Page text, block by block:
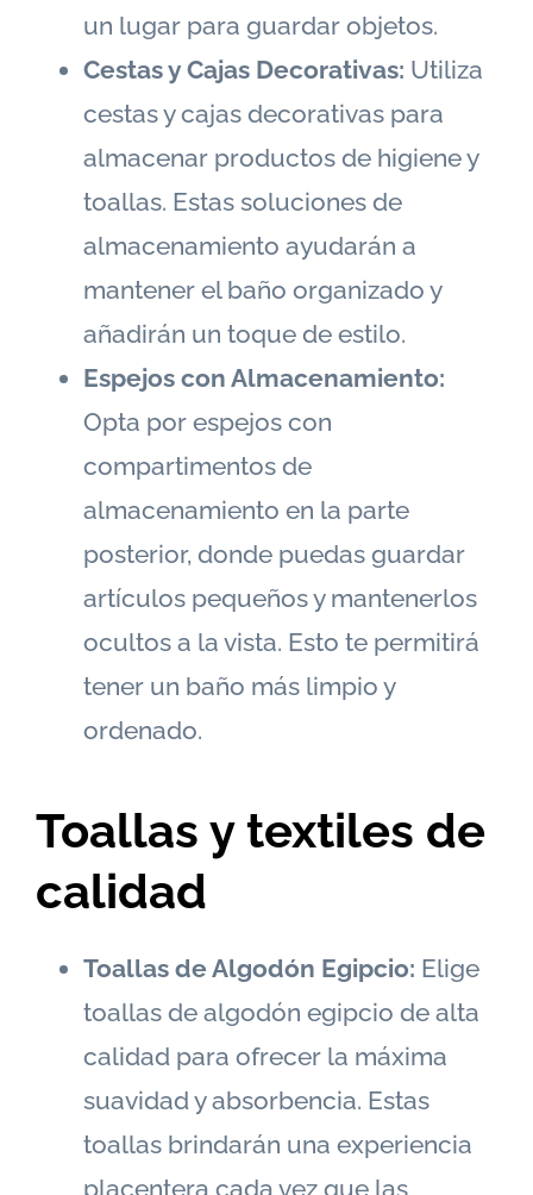
un lugar para guardar objetos.
Cestas y Cajas Decorativas: Utiliza
cestas y cajas decorativas para
almacenar productos de higiene y
toallas. Estas soluciones de
almacenamiento ayudarán a
mantener el baño organizado y
añadirán un toque de estilo.
Espejos con Almacenamiento:
Opta por espejos con
compartimentos de
almacenamiento en la parte
posterior, donde puedas guardar
artículos pequeños y mantenerlos
ocultos a la vista. Esto te permitirá
tener un baño más limpio y
ordenado.
Toallas y textiles de
calidad
Toallas de Algodón Egipcio: Elige
toallas de algodón egipcio de alta
calidad para ofrecer la máxima
suavidad y absorbencia. Estas
toallas brindarán una experiencia
placentera cada vez que las